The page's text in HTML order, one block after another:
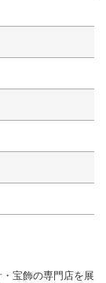
宝飾の専門店を展